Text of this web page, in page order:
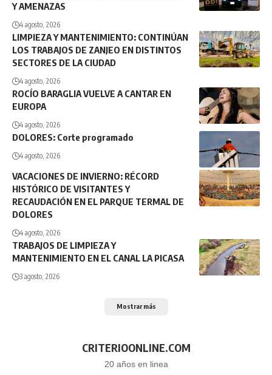
Y AMENAZAS
4 agosto, 2026
LIMPIEZA Y MANTENIMIENTO: CONTINÚAN
LOS TRABAJOS DE ZANJEO EN DISTINTOS
SECTORES DE LA CIUDAD
4 agosto, 2026
ROCÍO BARAGLIA VUELVE A CANTAR EN
EUROPA
4 agosto, 2026
DOLORES: Corte programado
4 agosto, 2026
VACACIONES DE INVIERNO: RÉCORD
HISTÓRICO DE VISITANTES Y
RECAUDACIÓN EN EL PARQUE TERMAL DE
DOLORES
4 agosto, 2026
TRABAJOS DE LIMPIEZA Y
MANTENIMIENTO EN EL CANAL LA PICASA
3 agosto, 2026
Mostrar más
CRITERIOONLINE.COM
20 años en linea